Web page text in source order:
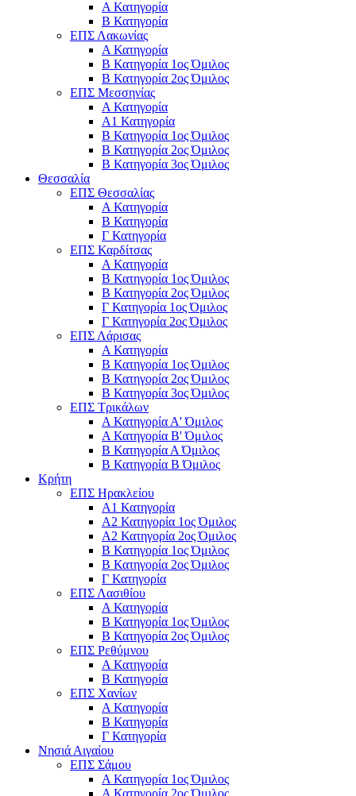
Α Κατηγορία
Β Κατηγορία
ΕΠΣ Λακωνίας
Α Κατηγορία
Β Κατηγορία 1ος Όμιλος
Β Κατηγορία 2ος Όμιλος
ΕΠΣ Μεσσηνίας
Α Κατηγορία
Α1 Κατηγορία
Β Κατηγορία 1ος Όμιλος
Β Κατηγορία 2ος Όμιλος
Β Κατηγορία 3ος Όμιλος
Θεσσαλία
ΕΠΣ Θεσσαλίας
Α Κατηγορία
Β Κατηγορία
Γ Κατηγορία
ΕΠΣ Καρδίτσας
Α Κατηγορία
Β Κατηγορία 1ος Όμιλος
Β Κατηγορία 2ος Όμιλος
Γ Κατηγορία 1ος Όμιλος
Γ Κατηγορία 2ος Όμιλος
ΕΠΣ Λάρισας
Α Κατηγορία
Β Κατηγορία 1ος Όμιλος
Β Κατηγορία 2ος Όμιλος
Β Κατηγορία 3ος Όμιλος
ΕΠΣ Τρικάλων
Α Κατηγορία Α' Όμιλος
Α Κατηγορία Β' Όμιλος
Β Κατηγορία Α Όμιλος
Β Κατηγορία Β Όμιλος
Κρήτη
ΕΠΣ Ηρακλείου
Α1 Κατηγορία
Α2 Κατηγορία 1ος Όμιλος
Α2 Κατηγορία 2ος Όμιλος
Β Κατηγορία 1ος Όμιλος
Β Κατηγορία 2ος Όμιλος
Γ Κατηγορία
ΕΠΣ Λασιθίου
Α Κατηγορία
Β Κατηγορία 1ος Όμιλος
Β Κατηγορία 2ος Όμιλος
ΕΠΣ Ρεθύμνου
Α Κατηγορία
Β Κατηγορία
ΕΠΣ Χανίων
Α Κατηγορία
Β Κατηγορία
Γ Κατηγορία
Νησιά Αιγαίου
ΕΠΣ Σάμου
Α Κατηγορία 1ος Όμιλος
Α Κατηγορία 2ος Όμιλος